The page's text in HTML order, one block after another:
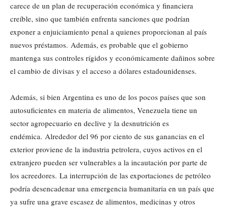
carece de un plan de recuperación económica y financiera
creíble, sino que también enfrenta sanciones que podrían
exponer a enjuiciamiento penal a quienes proporcionan al país
nuevos préstamos. Además, es probable que el gobierno
mantenga sus controles rígidos y económicamente dañinos sobre
el cambio de divisas y el acceso a dólares estadounidenses.
Además, si bien Argentina es uno de los pocos países que son
autosuficientes en materia de alimentos, Venezuela tiene un
sector agropecuario en declive y la desnutrición es
endémica. Alrededor del 96 por ciento de sus ganancias en el
exterior proviene de la industria petrolera, cuyos activos en el
extranjero pueden ser vulnerables a la incautación por parte de
los acreedores. La interrupción de las exportaciones de petróleo
podría desencadenar una emergencia humanitaria en un país que
ya sufre una grave escasez de alimentos, medicinas y otros